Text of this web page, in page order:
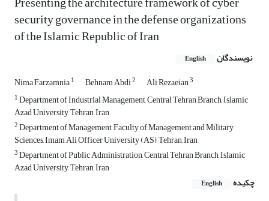
security governance in the defense organizations
of the Islamic Republic of Iran
نویسندگان English
Nima Farzamnia1 Behnam Abdi2 Ali Rezaeian3
1Department of Industrial Management, Central Tehran Branch, Islamic
Azad University, Tehran, Iran
2Department of Management, Faculty of Management and Military
Sciences, Imam Ali Officer University (AS), Tehran, Iran
3Department of Public Administration, Central Tehran Branch, Islamic
Azad University, Tehran, Iran
چکیده
English